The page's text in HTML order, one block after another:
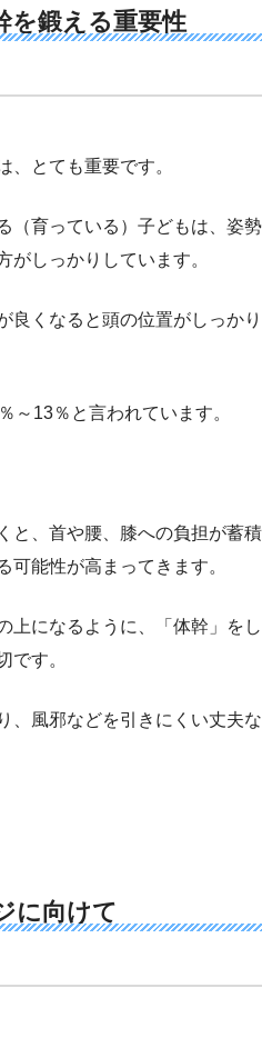
を鍛える重要性
、とても重要です。
（育っている）子どもは、姿勢
がしっかりしています。
良くなると頭の位置がしっかり
～13％と言われています。
と、首や腰、膝への負担が蓄積
可能性が高まってきます。
上になるように、「体幹」をし
です。
、風邪などを引きにくい丈夫な
に向けて